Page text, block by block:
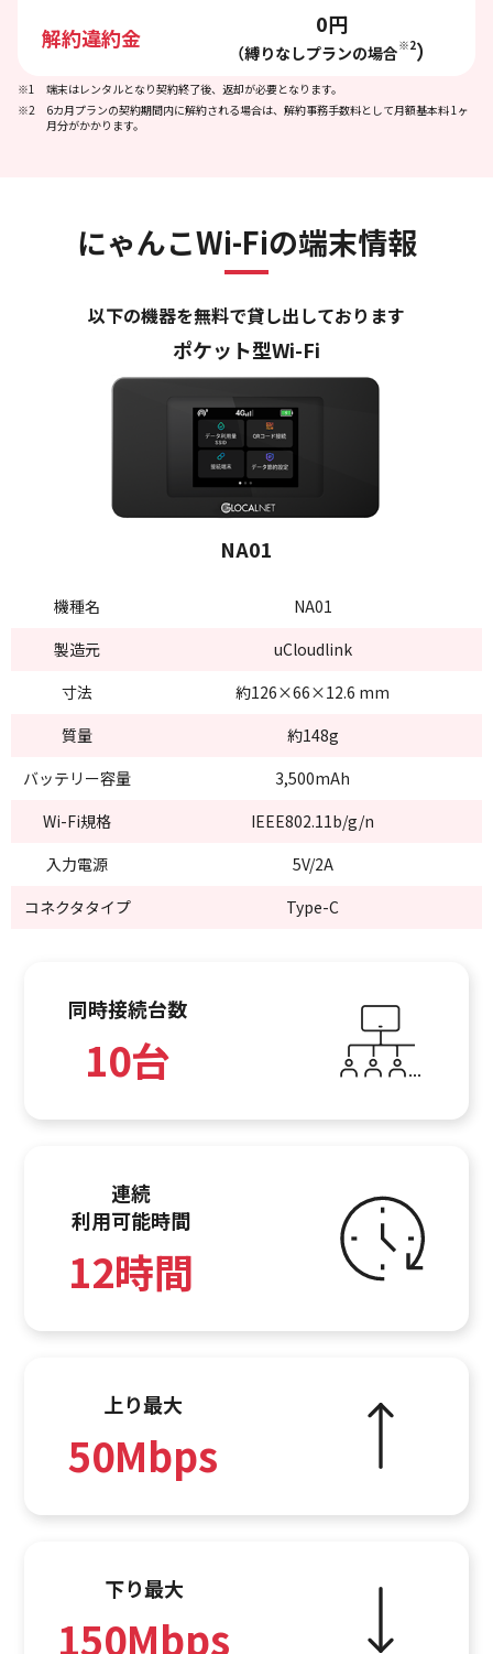
解約違約金 0円
（縛りなしプランの場合※2）
※1
端末はレンタルとなり契約終了後、返却が必要となります。
※2
6カ月プランの契約期間内に解約される場合は、解約事務手数料として月額基本料 1ヶ
月分がかかります。
にゃんこWi-Fiの端末情報
以下の機器を無料で貸し出しております
ポケット型Wi-Fi
NA01
機種名
NA01
製造元
uCloudlink
寸法
約126×66×12.6 mm
質量
約148g
バッテリー容量
3,500mAh
Wi-Fi規格
IEEE802.11b/g/n
入力電源
5V/2A
コネクタタイプ
Type-C
同時接続台数
10台
連続
利用可能時間
12時間
上り最大
50Mbps
下り最大
150Mbps